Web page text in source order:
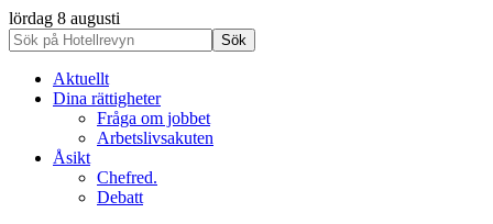
lördag 8 augusti
Aktuellt
Dina rättigheter
Fråga om jobbet
Arbetslivsakuten
Åsikt
Chefred.
Debatt